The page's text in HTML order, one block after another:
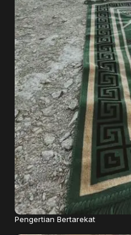
Pengertian Bertarekat